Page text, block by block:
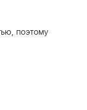
поэтому